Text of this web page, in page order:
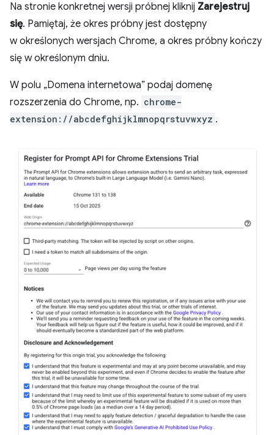
Na stronie konkretnej wersji próbnej kliknij Zarejestruj
się. Pamiętaj, że okres próbny jest dostępny
w określonych wersjach Chrome, a okres próbny kończy
się w określonym dniu.
W polu „Domena internetowa” podaj domenę
rozszerzenia do Chrome, np. chrome-
extension://abcdefghijklmnopqrstuvwxyz .